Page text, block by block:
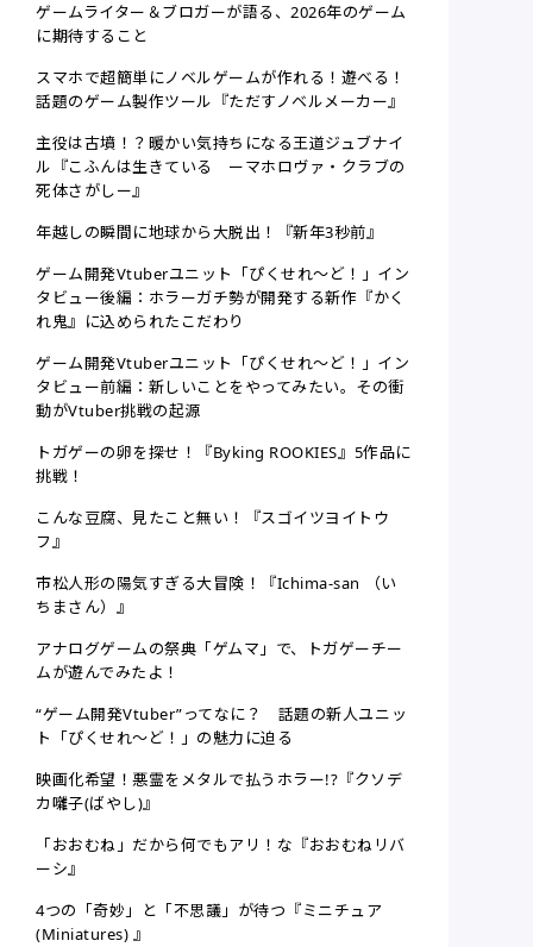
ゲームライター＆ブロガーが語る、2026年のゲーム
に期待すること
スマホで超簡単にノベルゲームが作れる！遊べる！
話題のゲーム製作ツール『ただすノベルメーカー』
主役は古墳！？暖かい気持ちになる王道ジュブナイ
ル『こふんは生きている ーマホロヴァ・クラブの
死体さがしー』
年越しの瞬間に地球から大脱出！『新年3秒前』
ゲーム開発Vtuberユニット「ぴくせれ～ど！」イン
タビュー後編：ホラーガチ勢が開発する新作『かく
れ鬼』に込められたこだわり
ゲーム開発Vtuberユニット「ぴくせれ～ど！」イン
タビュー前編：新しいことをやってみたい。その衝
動がVtuber挑戦の起源
トガゲーの卵を探せ！『Byking ROOKIES』5作品に
挑戦！
こんな豆腐、見たこと無い！『スゴイツヨイトウ
フ』
市松人形の陽気すぎる大冒険！『Ichima-san （い
ちまさん）』
アナログゲームの祭典「ゲムマ」で、トガゲーチー
ムが遊んでみたよ！
“ゲーム開発Vtuber”ってなに？ 話題の新人ユニッ
ト「ぴくせれ～ど！」の魅力に迫る
映画化希望！悪霊をメタルで払うホラー!?『クソデ
カ囃子(ばやし)』
「おおむね」だから何でもアリ！な『おおむねリバ
ーシ』
4つの「奇妙」と「不思議」が待つ『ミニチュア
(Miniatures) 』